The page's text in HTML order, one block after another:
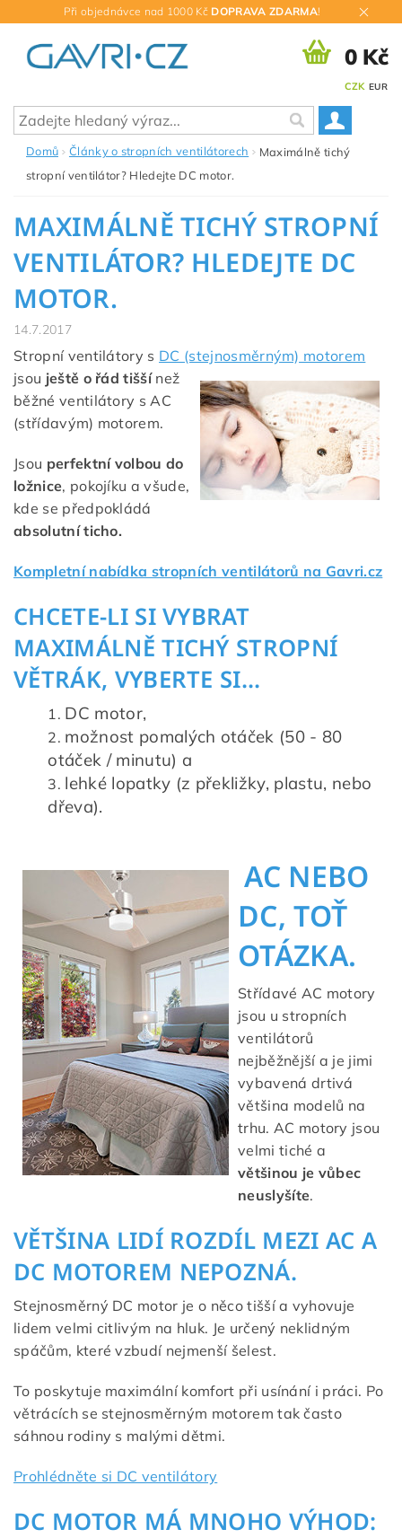
Při objednávce nad 1000 Kč DOPRAVA ZDARMA!
CZK EUR
0 Kč
Domů Články o stropních ventilátorech
Maximálně tichý
stropní ventilátor? Hledejte DC motor.
MAXIMÁLNĚ TICHÝ STROPNÍ
VENTILÁTOR? HLEDEJTE DC
MOTOR.
14.7.2017
Stropní ventilátory s DC (stejnosměrným) motorem
jsou ještě o řád tiššínež
běžné ventilátory s AC
(střídavým) motorem.
Jsou perfektní volbou do
ložnice, pokojíku a všude,
kde se předpokládá
absolutní ticho.
Kompletní nabídka stropních ventilátorů na Gavri.cz
CHCETE-LI SI VYBRAT
MAXIMÁLNĚ TICHÝ STROPNÍ
VĚTRÁK, VYBERTE SI...
DC motor,
možnost pomalých otáček (50 - 80
otáček / minutu) a
lehké lopatky (z překližky, plastu, nebo
dřeva).
AC NEBO
DC, TOŤ
OTÁZKA.
Střídavé AC motory
jsou u stropních
ventilátorů
nejběžnější a je jimi
vybavená drtivá
většina modelů na
trhu. AC motory jsou
velmi tiché a
většinou je vůbec
neuslyšíte.
VĚTŠINA LIDÍ ROZDÍL MEZI AC A
DC MOTOREM NEPOZNÁ.
Stejnosměrný DC motor je o něco tišší a vyhovuje
lidem velmi citlivým na hluk. Je určený neklidným
spáčům, které vzbudí nejmenší šelest.
To poskytuje maximální komfort při usínání i práci. Po
větrácích se stejnosměrným motorem tak často
sáhnou rodiny s malými dětmi.
Prohlédněte si DC ventilátory
DC MOTOR MÁ MNOHO VÝHOD: